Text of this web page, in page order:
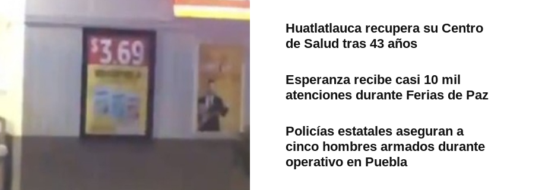
Huatlatlauca recupera su Centro
de Salud tras 43 años
Esperanza recibe casi 10 mil
atenciones durante Ferias de Paz
Policías estatales aseguran a
cinco hombres armados durante
operativo en Puebla